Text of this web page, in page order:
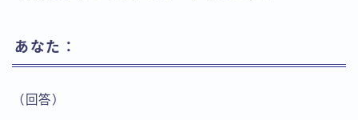
あなた：
（回答）